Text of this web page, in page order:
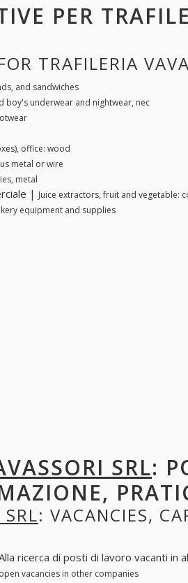
PER
TRAFILERIA
and sandwiches
boy's underwear and nightwear, nec
office: wood
metal or wire
metal
| Juice extractors, fruit and vegetable:
equipment and supplies
SRL:
: VACANCIES,
ricerca di posti di lavoro vacanti in
vacancies in other companies